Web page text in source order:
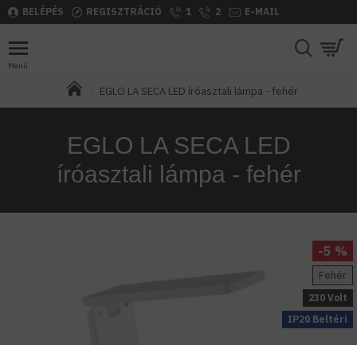
BELÉPÉS REGISZTRÁCIÓ 1 2 E-MAIL
EGLO LA SECA LED íróasztali lámpa - fehér
EGLO LA SECA LED
íróasztali lámpa - fehér
IP20 Beltéri
Fehér
230 Volt
-5 %